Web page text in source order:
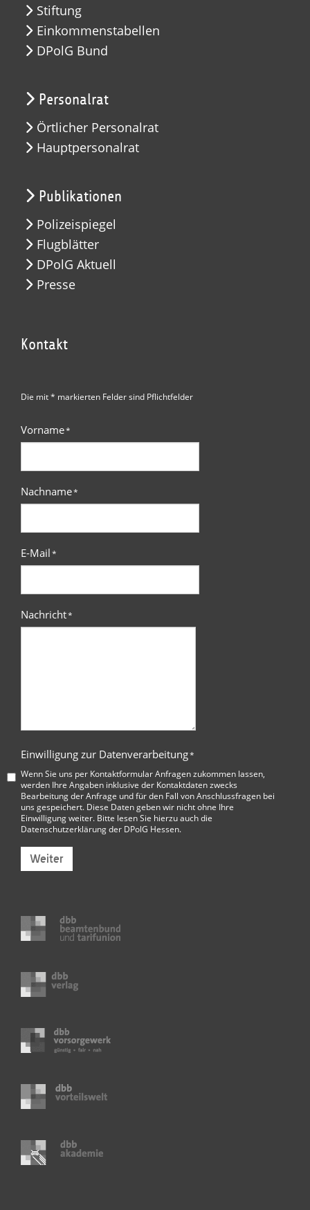
Stiftung
Einkommenstabellen
DPolG Bund
Personalrat
Örtlicher Personalrat
Hauptpersonalrat
Publikationen
Polizeispiegel
Flugblätter
DPolG Aktuell
Presse
Kontakt
Die mit * markierten Felder sind Pflichtfelder
Vorname*
Nachname*
E-Mail*
Nachricht*
Einwilligung zur Datenverarbeitung*
Wenn Sie uns per Kontaktformular Anfragen zukommen lassen,
werden Ihre Angaben inklusive der Kontaktdaten zwecks
Bearbeitung der Anfrage und für den Fall von Anschlussfragen bei
uns gespeichert. Diese Daten geben wir nicht ohne Ihre
Einwilligung weiter. Bitte lesen Sie hierzu auch die
Datenschutzerklärung der DPolG Hessen.
Weiter